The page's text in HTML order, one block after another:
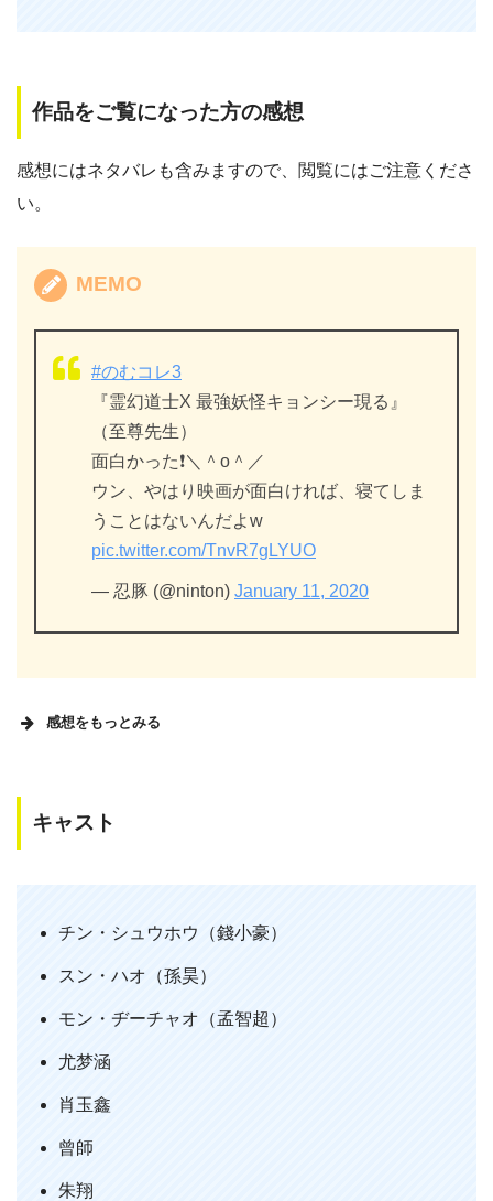
作品をご覧になった方の感想
感想にはネタバレも含みますので、閲覧にはご注意くださ
い。
MEMO
#のむコレ3
『霊幻道士X 最強妖怪キョンシー現る』
（至尊先生）
面白かった❗＼＾o＾／
ウン、やはり映画が面白ければ、寝てしま
うことはないんだよw
pic.twitter.com/TnvR7gLYUO
— 忍豚 (@ninton) January 11, 2020
感想をもっとみる
ームの元凶、霊幻道士の10作目がついに
ホラーアクションコメディが近代映像技
術も乗りこなしついに凱旋
キャスト
チン・シュウホウ（錢小豪）
スン・ハオ（孫昊）
モン・ヂーチャオ（孟智超）
尤梦涵
肖玉鑫
曾師
朱翔